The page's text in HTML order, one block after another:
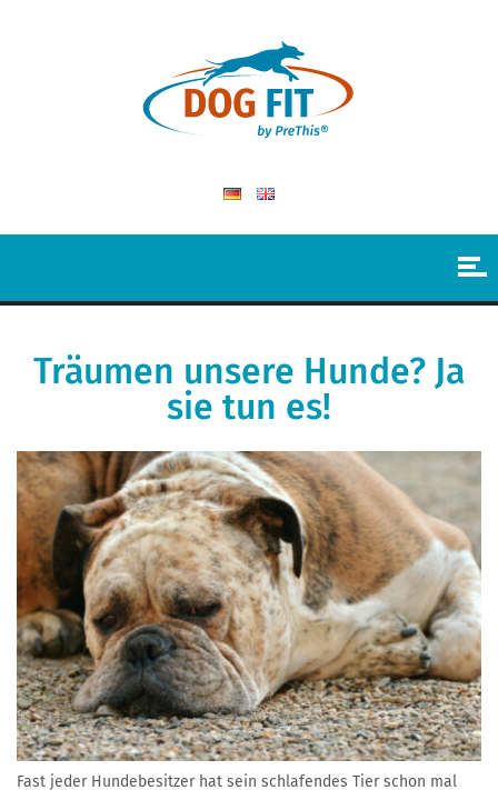
Träumen unsere Hunde? Ja
sie tun es!
Fast jeder Hundebesitzer hat sein schlafendes Tier schon mal